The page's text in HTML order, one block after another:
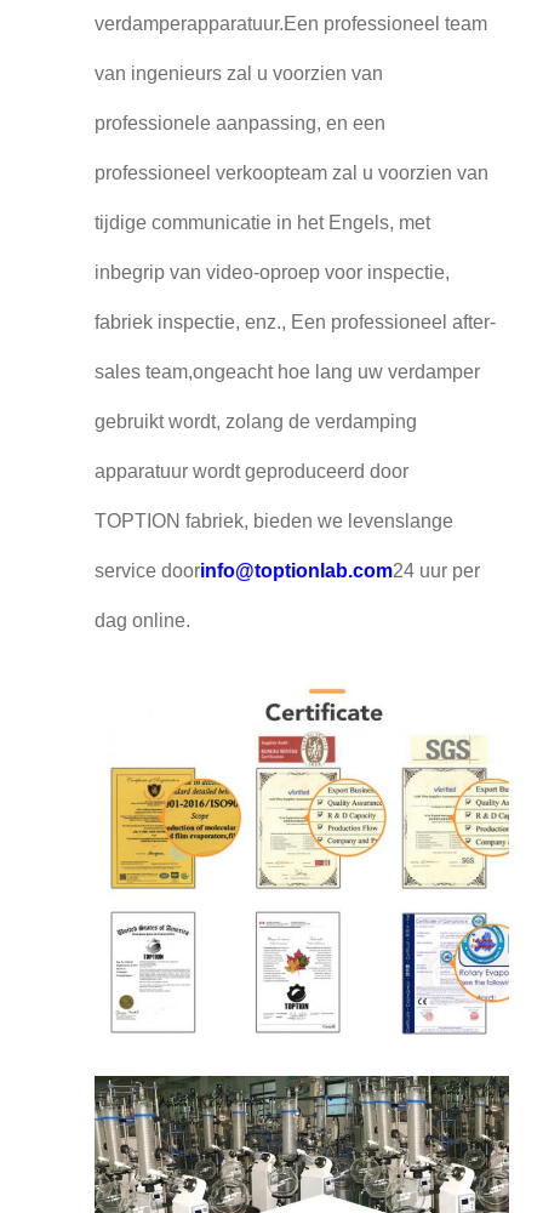
verdamperapparatuur.Een professioneel team
van ingenieurs zal u voorzien van
professionele aanpassing, en een
professioneel verkoopteam zal u voorzien van
tijdige communicatie in het Engels, met
inbegrip van video-oproep voor inspectie,
fabriek inspectie, enz., Een professioneel after-
sales team,ongeacht hoe lang uw verdamper
gebruikt wordt, zolang de verdamping
apparatuur wordt geproduceerd door
TOPTION fabriek, bieden we levenslange
service doorinfo@toptionlab.com24 uur per
dag online.